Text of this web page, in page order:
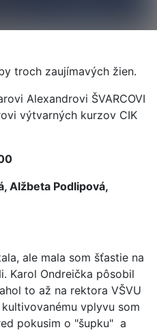
troch zaujímavých žien.
Alexandrovi ŠVARCOVI
výtvarných kurzov CIK
Alžbeta Podlipová,
ale mala som šťastie na
Karol Ondreička pôsobil
to až na rektora VŠVU
vplyvu som
pokusim o "šupku" a